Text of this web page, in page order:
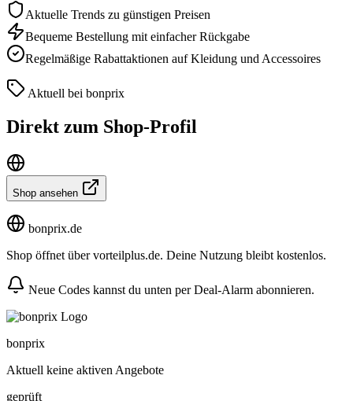
Aktuelle Trends zu günstigen Preisen
Bequeme Bestellung mit einfacher Rückgabe
Regelmäßige Rabattaktionen auf Kleidung und Accessoires
Aktuell bei bonprix
Direkt zum Shop-Profil
Shop ansehen
bonprix.de
Shop öffnet über vorteilplus.de. Deine Nutzung bleibt kostenlos.
Neue Codes kannst du unten per Deal-Alarm abonnieren.
bonprix
Aktuell keine aktiven Angebote
geprüft